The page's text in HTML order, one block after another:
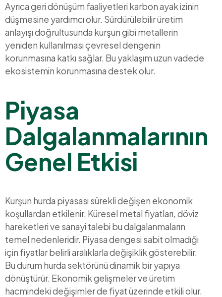
Ayrıca geri dönüşüm faaliyetleri karbon ayak izinin
düşmesine yardımcı olur. Sürdürülebilir üretim
anlayışı doğrultusunda kurşun gibi metallerin
yeniden kullanılması çevresel dengenin
korunmasına katkı sağlar. Bu yaklaşım uzun vadede
ekosistemin korunmasına destek olur.
Piyasa
Dalgalanmalarının
Genel Etkisi
Kurşun hurda piyasası sürekli değişen ekonomik
koşullardan etkilenir. Küresel metal fiyatları, döviz
hareketleri ve sanayi talebi bu dalgalanmaların
temel nedenleridir. Piyasa dengesi sabit olmadığı
için fiyatlar belirli aralıklarla değişiklik gösterebilir.
Bu durum hurda sektörünü dinamik bir yapıya
dönüştürür. Ekonomik gelişmeler ve üretim
hacmindeki değişimler de fiyat üzerinde etkili olur.